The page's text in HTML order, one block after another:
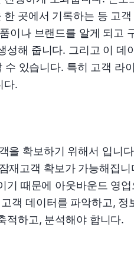
곳에서 기록하는 등 고
이나 브랜드를 알게 되고
성해 줍니다. 그리고 이 데
있습니다. 특히 고객 라
다.
을 확보하기 위해서 입니
재고객 확보가 가능해집
때문에 아웃바운드 영
객 데이터를 파악하고, 정
적하고, 분석해야 합니다.